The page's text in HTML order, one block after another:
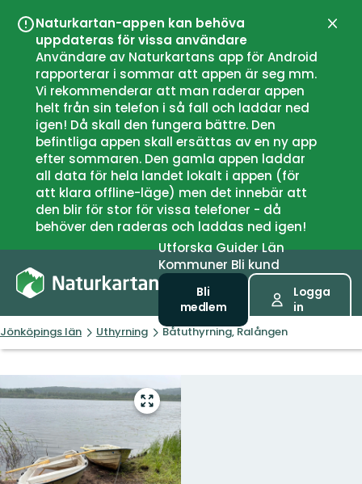
Naturkartan-appen kan behöva
uppdateras för vissa användare
Användare av Naturkartans app för Android
rapporterar i sommar att appen är seg mm.
Vi rekommenderar att man raderar appen
helt från sin telefon i så fall och laddar ned
igen! Då skall den fungera bättre. Den
befintliga appen skall ersättas av en ny app
efter sommaren. Den gamla appen laddar
all data för hela landet lokalt i appen (för
att klara offline-läge) men det innebär att
den blir för stor för vissa telefoner - då
behöver den raderas och laddas ned igen!
UtforskaGuiderLän
Kommuner Bli kund
Bli
medlem
Logga
in
Jönköpings län Uthyrning Båtuthyrning, Ralången
Gå
till
helskärmsläge